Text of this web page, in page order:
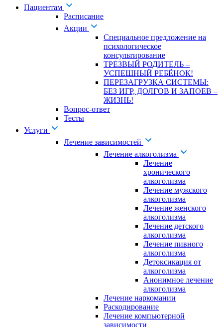
Пациентам
Расписание
Акции
Специальное предложение на
психологическое
консультирование
ТРЕЗВЫЙ РОДИТЕЛЬ –
УСПЕШНЫЙ РЕБЁНОК!
ПЕРЕЗАГРУЗКА СИСТЕМЫ:
БЕЗ ИГР, ДОЛГОВ И ЗАПОЕВ –
ЖИЗНЬ!
Вопрос-ответ
Тесты
Услуги
Лечение зависимостей
Лечение алкоголизма
Лечение
хронического
алкоголизма
Лечение мужского
алкоголизма
Лечение женского
алкоголизма
Лечение детского
алкоголизма
Лечение пивного
алкоголизма
Детоксикация от
алкоголизма
Анонимное лечение
алкоголизма
Лечение наркомании
Раскодирование
Лечение компьютерной
зависимости